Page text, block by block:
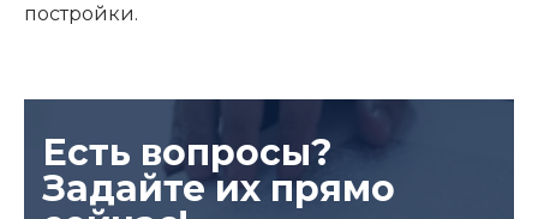
постройки.
Есть вопросы?
Задайте их прямо